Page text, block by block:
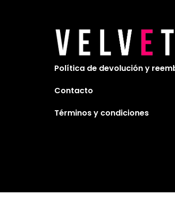
Política de devolución y
Contacto
Términos y condiciones